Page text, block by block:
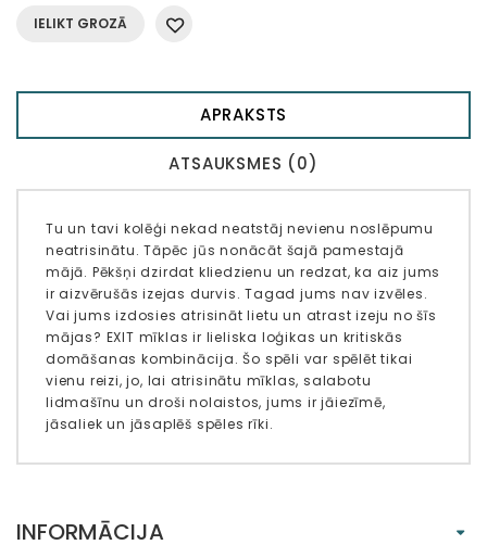
IELIKT GROZĀ
APRAKSTS
ATSAUKSMES (0)
Tu un tavi kolēģi nekad neatstāj nevienu noslēpumu
neatrisinātu. Tāpēc jūs nonācāt šajā pamestajā
mājā. Pēkšņi dzirdat kliedzienu un redzat, ka aiz jums
ir aizvērušās izejas durvis. Tagad jums nav izvēles.
Vai jums izdosies atrisināt lietu un atrast izeju no šīs
mājas? EXIT mīklas ir lieliska loģikas un kritiskās
domāšanas kombinācija. Šo spēli var spēlēt tikai
vienu reizi, jo, lai atrisinātu mīklas, salabotu
lidmašīnu un droši nolaistos, jums ir jāiezīmē,
jāsaliek un jāsaplēš spēles rīki.
INFORMĀCIJA